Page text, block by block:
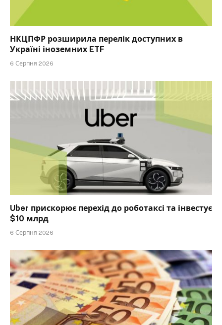
НКЦПФР розширила перелік доступних в
Україні іноземних ETF
6 Серпня 2026
Uber прискорює перехід до роботаксі та інвестує
$10 млрд
6 Серпня 2026